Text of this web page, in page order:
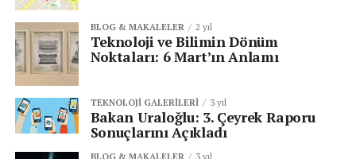
BLOG & MAKALELER 2 yıl
Teknoloji ve Bilimin Dönüm
Noktaları: 6 Mart’ın Anlamı
TEKNOLOJI GALERILERI 3 yıl
Bakan Uraloğlu: 3. Çeyrek Raporu
Sonuçlarını Açıkladı
BLOG & MAKALELER 3 yıl